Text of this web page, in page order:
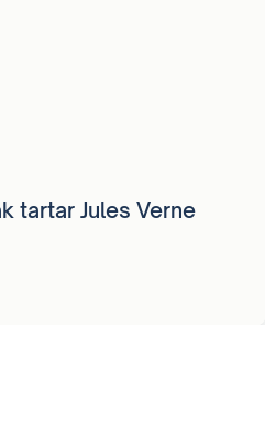
tartar Jules Verne